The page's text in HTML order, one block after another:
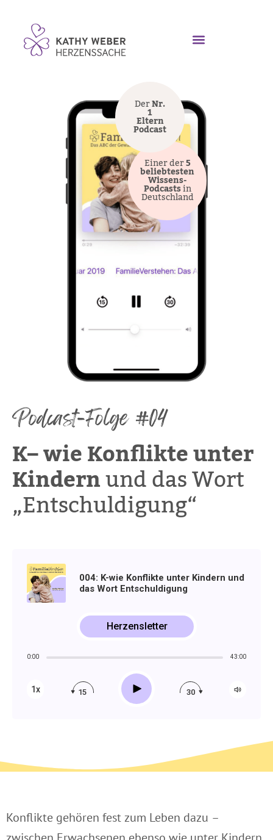
Podcast-Folge #04
K– wie Konflikte unter
Kindernund das Wort
„Entschuldigung“
004: K-wie Konflikte unter Kindern und
das Wort Entschuldigung
0:00 43:00
1x 15 Play 30
Herzensletter
Einer der5
beliebtesten
Wissens-
Podcastsin
Deutschland
DerNr.
1
Eltern
Podcast
Konflikte gehören fest zum Leben dazu –